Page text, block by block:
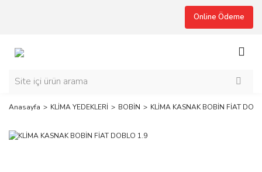
Online Ödeme
Anasayfa KLİMA YEDEKLERİ BOBİN KLİMA KASNAK BOBİN FİAT